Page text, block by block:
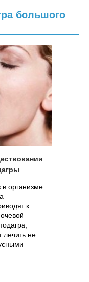
большого
организме
к
лечить не